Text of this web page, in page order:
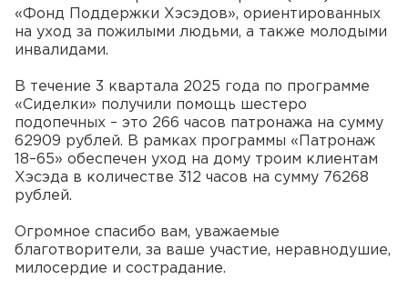
«Фонд Поддержки Хэсэдов», ориентированных
на уход за пожилыми людьми, а также молодыми
инвалидами.
В течение 3 квартала 2025 года по программе
«Сиделки» получили помощь шестеро
подопечных – это 266 часов патронажа на сумму
62909 рублей. В рамках программы «Патронаж
18–65» обеспечен уход на дому троим клиентам
Хэсэда в количестве 312 часов на сумму 76268
рублей.
Огромное спасибо вам, уважаемые
благотворители, за ваше участие, неравнодушие,
милосердие и сострадание.